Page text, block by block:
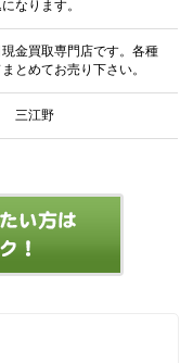
なります。
金買取専門店です。各種
とめてお売り下さい。
三江野